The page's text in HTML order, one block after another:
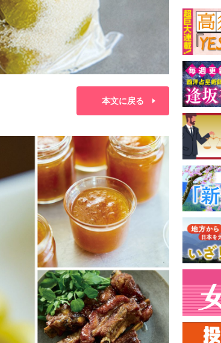
本文に戻る